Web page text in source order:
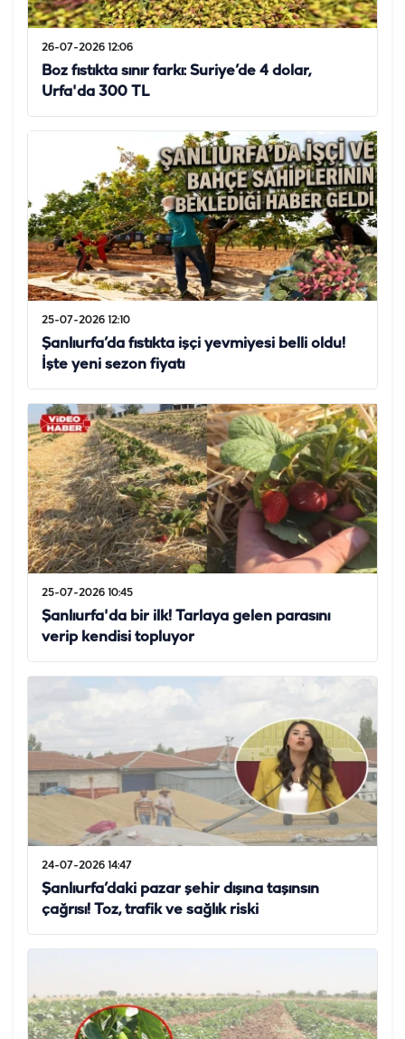
26-07-2026 12:06
Boz fıstıkta sınır farkı: Suriye’de 4 dolar,
Urfa'da 300 TL
25-07-2026 12:10
Şanlıurfa’da fıstıkta işçi yevmiyesi belli oldu!
İşte yeni sezon fiyatı
25-07-2026 10:45
Şanlıurfa'da bir ilk! Tarlaya gelen parasını
verip kendisi topluyor
24-07-2026 14:47
Şanlıurfa’daki pazar şehir dışına taşınsın
çağrısı! Toz, trafik ve sağlık riski